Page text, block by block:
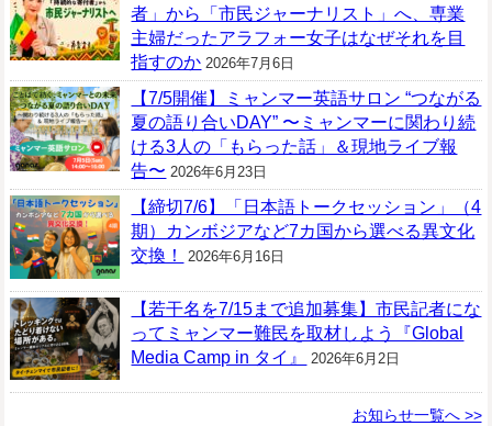
者」から「市民ジャーナリスト」へ、専業
主婦だったアラフォー女子はなぜそれを目
指すのか 2026年7月6日
【7/5開催】ミャンマー英語サロン “つながる
夏の語り合いDAY” 〜ミャンマーに関わり続
ける3人の「もらった話」＆現地ライブ報
告〜 2026年6月23日
【締切7/6】「日本語トークセッション」（4
期）カンボジアなど7カ国から選べる異文化
交換！
2026年6月16日
【若干名を7/15まで追加募集】市民記者にな
ってミャンマー難民を取材しよう『Global
Media Camp in タイ』
2026年6月2日
お知らせ一覧へ >>